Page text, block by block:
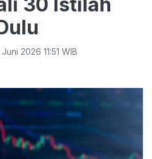
2026 11:51 WIB